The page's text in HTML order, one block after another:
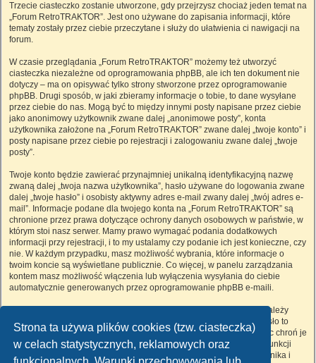
Strona ta używa plików cookies (tzw. ciasteczka)
w celach statystycznych, reklamowych oraz
Trzecie ciasteczko zostanie utworzone, gdy przejrzysz chociaż jeden temat na
„Forum RetroTRAKTOR”. Jest ono używane do zapisania informacji, które
tematy zostały przez ciebie przeczytane i służy do ułatwienia ci nawigacji na
forum.
W czasie przeglądania „Forum RetroTRAKTOR” możemy też utworzyć
ciasteczka niezależne od oprogramowania phpBB, ale ich ten dokument nie
dotyczy – ma on opisywać tylko strony stworzone przez oprogramowanie
phpBB. Drugi sposób, w jaki zbieramy informacje o tobie, to dane wysyłane
przez ciebie do nas. Mogą być to między innymi posty napisane przez ciebie
jako anonimowy użytkownik zwane dalej „anonimowe posty”, konta
użytkownika założone na „Forum RetroTRAKTOR” zwane dalej „twoje konto” i
posty napisane przez ciebie po rejestracji i zalogowaniu zwane dalej „twoje
posty”.
Twoje konto będzie zawierać przynajmniej unikalną identyfikacyjną nazwę
zwaną dalej „twoja nazwa użytkownika”, hasło używane do logowania zwane
dalej „twoje hasło” i osobisty aktywny adres e-mail zwany dalej „twój adres e-
mail”. Informacje podane dla twojego konta na „Forum RetroTRAKTOR” są
chronione przez prawa dotyczące ochrony danych osobowych w państwie, w
którym stoi nasz serwer. Mamy prawo wymagać podania dodatkowych
informacji przy rejestracji, i to my ustalamy czy podanie ich jest konieczne, czy
nie. W każdym przypadku, masz możliwość wybrania, które informacje o
twoim koncie są wyświetlane publicznie. Co więcej, w panelu zarządzania
kontem masz możliwość włączenia lub wyłączenia wysyłania do ciebie
automatycznie generowanych przez oprogramowanie phpBB e-maili.
Twoje hasło jest zaszyfrowane, więc jest bezpieczne, niemniej nie należy
używać tego samego hasła na różnych witrynach internetowych. Hasło to
umożliwia dostęp do twojego konta na „Forum RetroTRAKTOR”, więc chroń je
i w żadnym wypadku nie podawajnikomu. Jeśli je zapomnisz, użyj funkcji
„Nie pamiętam hasła”. Witryna poprosi cię o podanie nazwy użytkownika i